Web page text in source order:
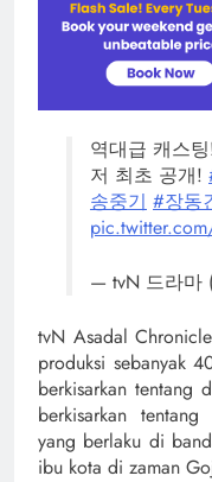
역대급 캐스
저 최초 공개!
송중기 #장동
— tvN 드라마
tvN Asadal
produksi sebanyak
berkisarkan tentang
berkisarkan
yang berlaku di
ibu kota di zaman